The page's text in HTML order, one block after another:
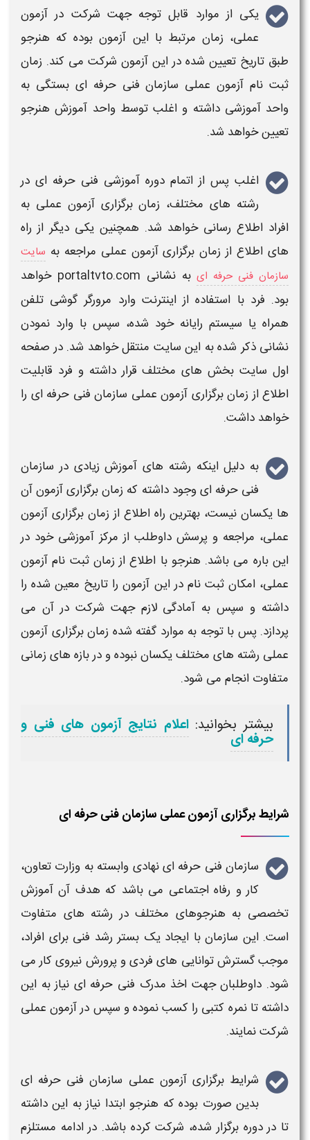
یکی از موارد قابل توجه جهت شرکت درآزمون
عملی، زمان مرتبط با این آزمون بوده که هنرجو
طبق تاریخ تعیین شده در این آزمون شرکت می کند. زمان
ثبت نام آزمون عملی سازمان فنی حرفه ای بستگی به
واحد آموزشی داشته و اغلب توسط واحد آموزش هنرجو
تعیین خواهد شد.
اغلب پس از اتمام دوره آموزشی فنی حرفه ای در
رشته های مختلف، زمان برگزاری آزمون عملی به
افراد اطلاع رسانی خواهد شد. همچنین یکی دیگر از راه
های اطلاع از زمان برگزاری آزمون عملی مراجعه به سایت
سازمان فنی حرفه ای
به نشانی portaltvto.com خواهد
بود. فرد با استفاده از اینترنت وارد مرورگر گوشی تلفن
همراه یا سیستم رایانه خود شده، سپس با وارد نمودن
نشانی ذکر شده به این سایت منتقل خواهد شد. در صفحه
اول سایت بخش های مختلف قرار داشته و فرد قابلیت
اطلاع از زمان برگزاری آزمون عملی سازمان فنی حرفه ای را
خواهد داشت.
به دلیل اینکه رشته های آموزش زیادی در سازمان
فنی حرفه ایوجود داشته که زمان برگزاری آزمونآن
ها یکسان نیست، بهترین راه اطلاع اززمان برگزاری آزمون
عملی، مراجعه و پرسش داوطلب از مرکز آموزشی خود در
این باره می باشد. هنرجو با اطلاع از زمان ثبت نام آزمون
عملی، امکان ثبت نام در این آزمونرا تاریخ معین شده را
داشته و سپس به آمادگی لازم جهت شرکت در آن می
پردازد. پس با توجه به موارد گفته شده زمان برگزاری آزمون
عملی رشته های مختلفیکسان نبوده و در بازه های زمانی
متفاوت انجام می شود.
بیشتر بخوانید: اعلام نتایج آزمون های فنی و
حرفه ای
شرایط برگزاری آزمون عملی سازمان فنی حرفه ای
سازمان فنی حرفه اینهادی وابسته به وزارت تعاون،
کار و رفاه اجتماعی می باشد که هدف آن آموزش
تخصصی به هنرجوهای مختلف در رشته های متفاوت
است. این سازمانبا ایجاد یک بستر رشد فنی برای افراد،
موجب گسترش توانایی های فردی و پرورش نیروی کار می
شود. داوطلبان جهت اخذ مدرک فنی حرفه ای نیاز به این
داشته تا نمره کتبی را کسب نموده و سپس درآزمون عملی
شرکت نمایند.
شرایط برگزاری آزمون عملی سازمان فنی حرفه ای
بدین صورت بوده که هنرجو ابتدا نیاز به این داشته
تا در دوره برگزار شده، شرکت کرده باشد. در ادامه مستلزم